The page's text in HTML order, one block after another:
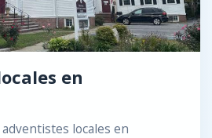
en
locales en